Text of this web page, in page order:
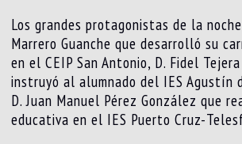
Los grandes protagonistas de la
Marrero Guanche que desarrolló su
en el CEIP San Antonio, D. Fidel
instruyó al alumnado del IES Agustín
D. Juan Manuel Pérez González que
educativa en el IES Puerto Cruz-